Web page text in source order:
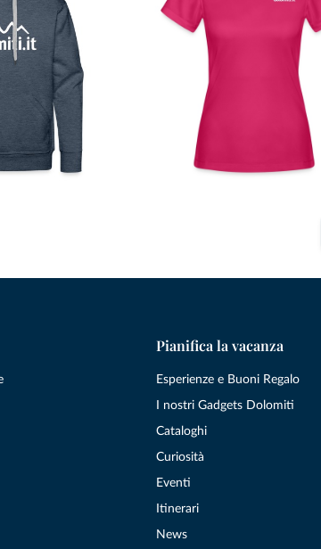
Pianifica la vacanza
Esperienze e Buoni Regalo
I nostri Gadgets Dolomiti
Cataloghi
Curiosità
Eventi
Itinerari
News